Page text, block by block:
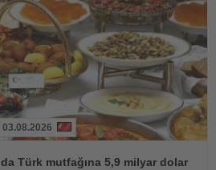
03.08.2026
Türk mutfağına 5,9 milyar dolar